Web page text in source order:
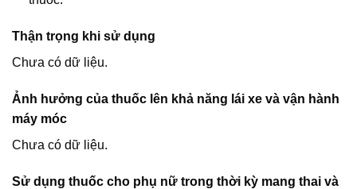
Thận trọng khi sử dụng
Chưa có dữ liệu.
Ảnh hưởng của thuốc lên khả năng lái xe và vận hành
máy móc
Chưa có dữ liệu.
Sử dụng thuốc cho phụ nữ trong thời kỳ mang thai và